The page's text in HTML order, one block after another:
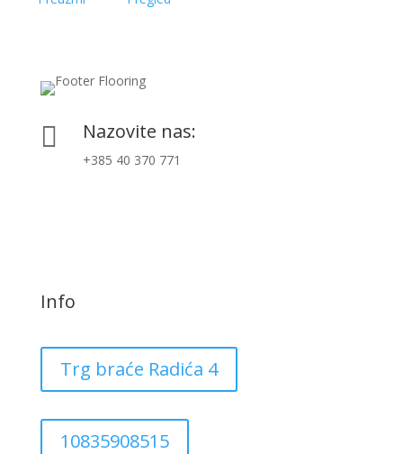
 Nazovite nas:
+385 40 370 771
Info
Trg braće Radića 4
10835908515